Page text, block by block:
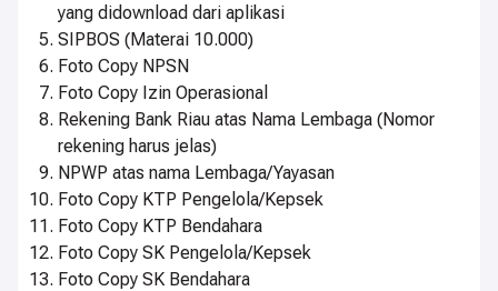
yang didownload dari aplikasi
SIPBOS (Materai 10.000)
Foto Copy NPSN
Foto Copy Izin Operasional
Rekening Bank Riau atas Nama Lembaga (Nomor
rekening harus jelas)
NPWP atas nama Lembaga/Yayasan
Foto Copy KTP Pengelola/Kepsek
Foto Copy KTP Bendahara
Foto Copy SK Pengelola/Kepsek
Foto Copy SK Bendahara